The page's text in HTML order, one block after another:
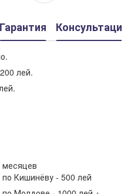
Гарантия Консультация
лей.
месяцев
Кишинёву - 500 лей